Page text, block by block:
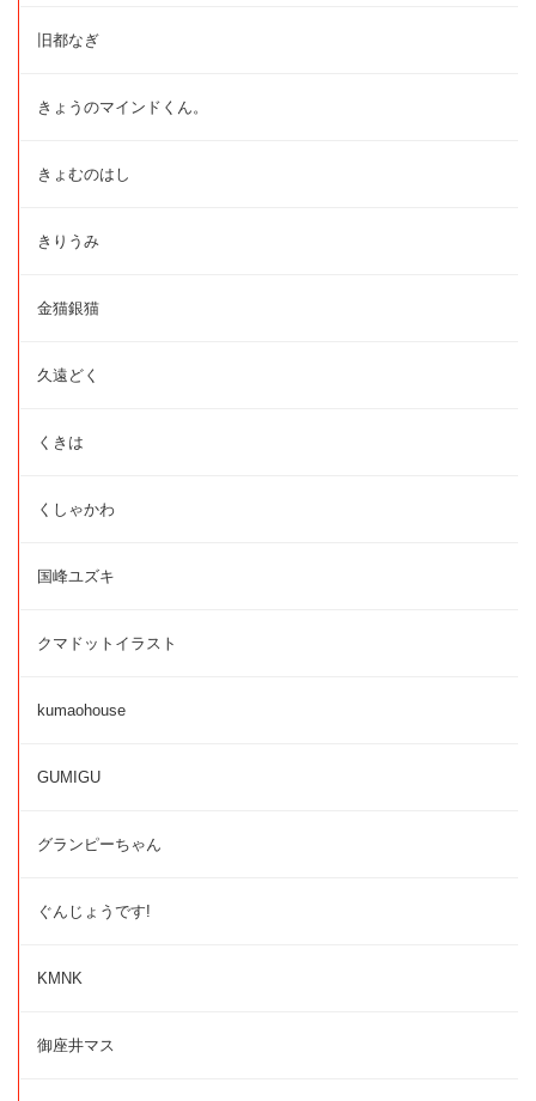
旧都なぎ
きょうのマインドくん。
きょむのはし
きりうみ
金猫銀猫
久遠どく
くきは
くしゃかわ
国峰ユズキ
クマドットイラスト
kumaohouse
GUMIGU
グランピーちゃん
ぐんじょうです!
KMNK
御座井マス